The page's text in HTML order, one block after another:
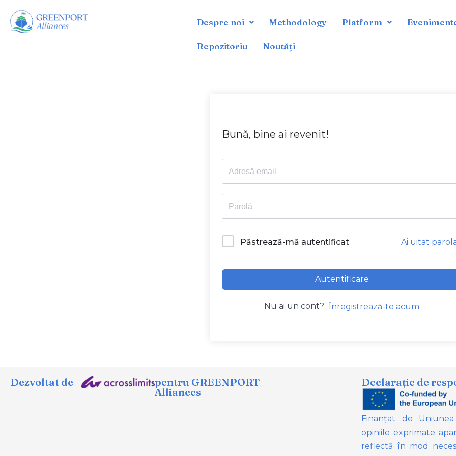
Sari
Despre noi Methodology Platform
Repozitoriu Noutăți
Bună, bine ai revenit!
Păstrează-mă autentificat Ai uitat
Autentificare
Nu ai un cont? Înregistrează-te acum
Dezvoltat de
pentru GREENPORT
Alliances
Declarație de
Finanțat de
opiniile exprimate
reflectă în mod